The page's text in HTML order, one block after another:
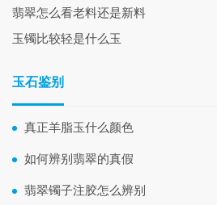
翡翠怎么看老料还是新料
玉镯比较轻是什么玉
玉石鉴别
真正羊脂玉什么颜色
如何辨别翡翠的真假
翡翠镯子注胶怎么辨别